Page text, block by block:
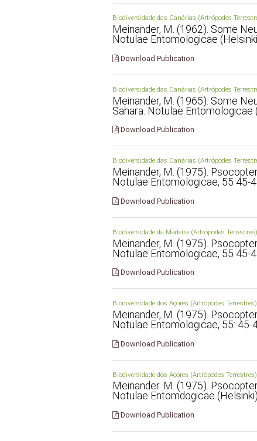
Biodiversidade das Canárias (Artrópodes
Meinander, M. (1962). Some
Notulae Entomologicae
Download Publication
Biodiversidade das Canárias (Artrópodes
Meinander, M. (1965). Some
Sahara. Notulae Entomologicae
Download Publication
Biodiversidade das Canárias (Artrópodes
Meinander, M. (1975).
Notulae Entomologicae, 55 45-
Download Publication
Biodiversidade da Madeira (Artrópodes Terrestres)
Meinander, M. (1975).
Notulae Entomologicae, 55 45-
Download Publication
Biodiversidade dos Açores (Artrópodes Terrestres)
Meinander, M. (1975).
Notulae Entomologicae, 55: 45-
Download Publication
Biodiversidade dos Açores (Artrópodes Terrestres)
Meinander. M. (1975).
Notulae Entomdogicae
Download Publication